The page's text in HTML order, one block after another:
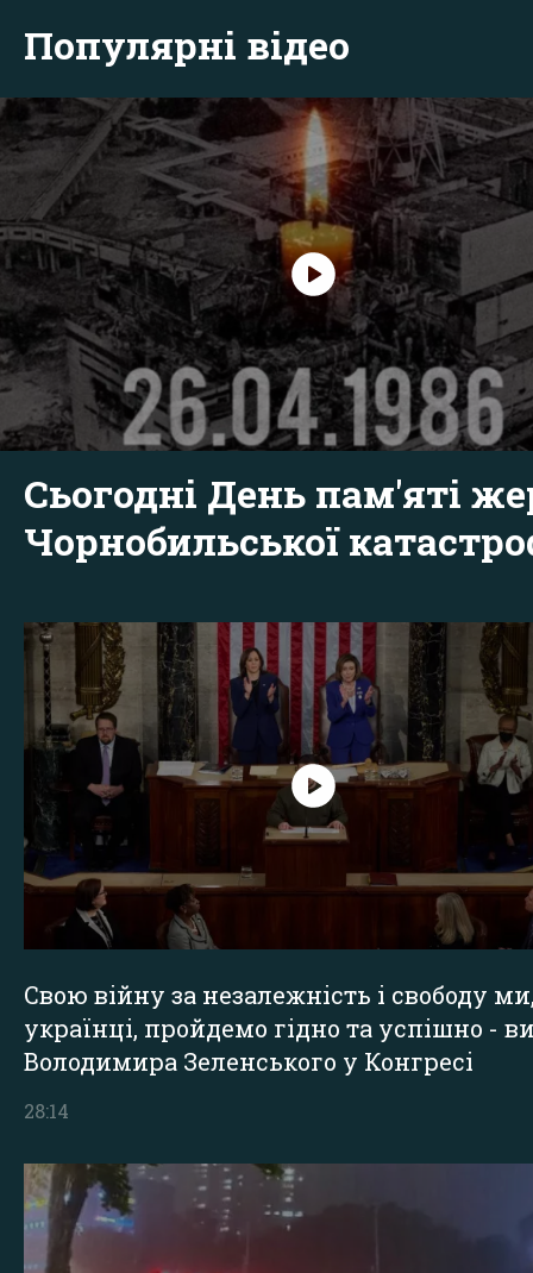
Популярні відео
Сьогодні День пам'яті
Чорнобильської
Свою війну за незалежність і свободу
українці, пройдемо гідно та успішно -
Володимира Зеленського у Конгресі
28:14